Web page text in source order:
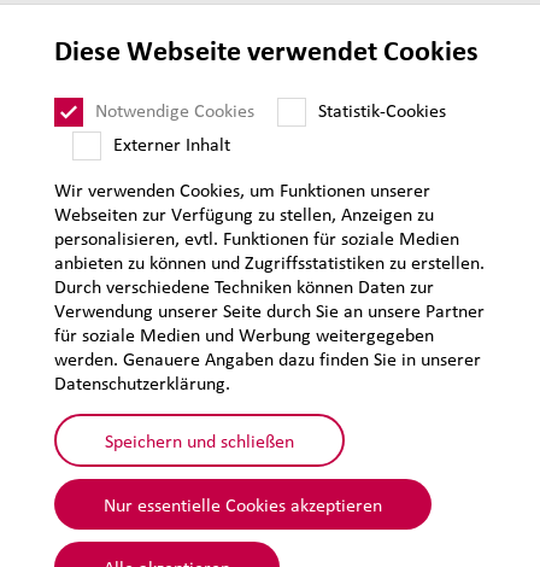
Lieferantenanforderungen
Impressum
© 2026 Lehmann&Voss&Co.
Diese Webseite verwendet Cookies
Notwendige Cookies
Statistik-Cookies
Externer Inhalt
Wir verwenden Cookies, um Funktionen unserer
Webseiten zur Verfügung zu stellen, Anzeigen zu
personalisieren, evtl. Funktionen für soziale Medien
anbieten zu können und Zugriffsstatistiken zu erstellen.
Durch verschiedene Techniken können Daten zur
Verwendung unserer Seite durch Sie an unsere Partner
für soziale Medien und Werbung weitergegeben
werden. Genauere Angaben dazu finden Sie in unserer
Datenschutzerklärung.
Speichern und schließen
Nur essentielle Cookies akzeptieren